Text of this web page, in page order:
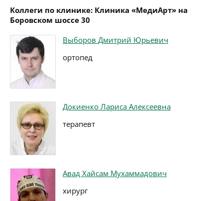
Коллеги по клинике: Клиника «МедиАрт» на
Боровском шоссе 30
Выборов Дмитрий Юрьевич
ортопед
Докиенко Лариса Алексеевна
терапевт
Авад Хайсам Мухаммадович
хирург